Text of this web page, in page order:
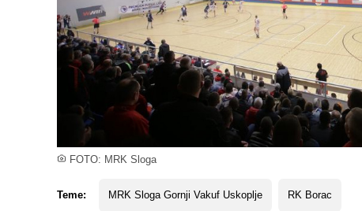
FOTO: MRK Sloga
Teme: MRK Sloga Gornji Vakuf Uskoplje RK Borac